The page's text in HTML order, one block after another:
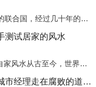
塔河县成立于1945年的联合国，经过几十年的发展，如今拥有193个成员国。拥有如此众多会员国的联合国，可以说是世界上最具代表性的国际组织，也是世界上分量最重、有着较高话语权的国际组织。但以美国为首的西方国家
测试居家的风水
塔河县教您怎样测试自家风水从古至今，世界各地的人们都在研究人在乾坤中的位置以及它们所形成的关系。通过探究季节转换、星象变化，并且在所观测到的自然规律的指导下，人们开始认识到居住在不同住宅中的人，其一生中的财
塔河县蓝犀牛各地城市经理走在腐败的道路上